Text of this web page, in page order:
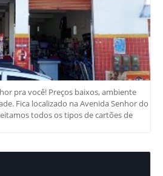
pra você! Preços baixos, ambiente
Fica localizado na Avenida Senhor do
todos os tipos de cartões de